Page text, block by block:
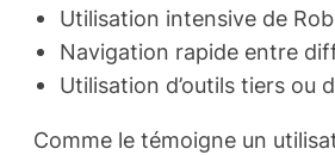
Utilisation intensive de
Navigation rapide entre
Utilisation d’outils tiers ou
Comme le témoigne un